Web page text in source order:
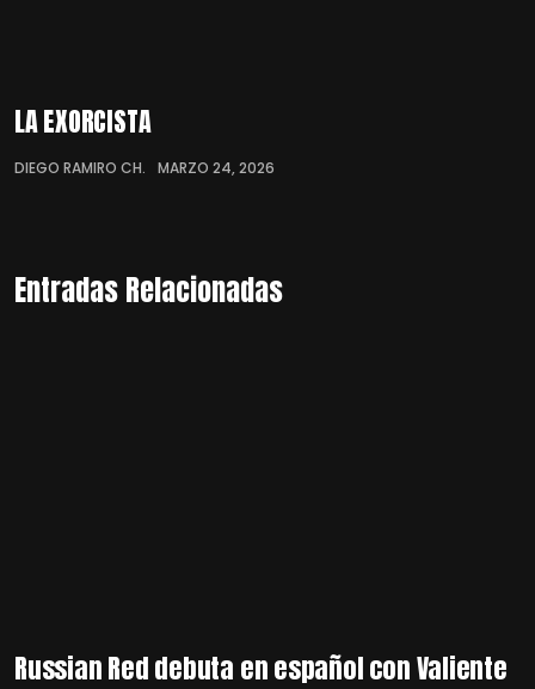
LA EXORCISTA
DIEGO RAMIRO CH. MARZO 24, 2026
Entradas Relacionadas
Russian Red debuta en español con Valiente